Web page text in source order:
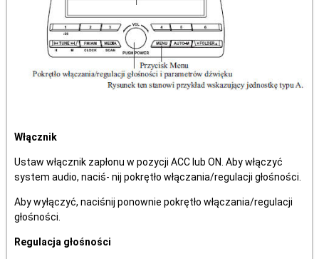
Włącznik
Ustaw włącznik zapłonu w pozycji ACC lub ON. Aby włączyć
system audio, naciś- nij pokrętło włączania/regulacji głośności.
Aby wyłączyć, naciśnij ponownie pokrętło włączania/regulacji
głośności.
Regulacja głośności